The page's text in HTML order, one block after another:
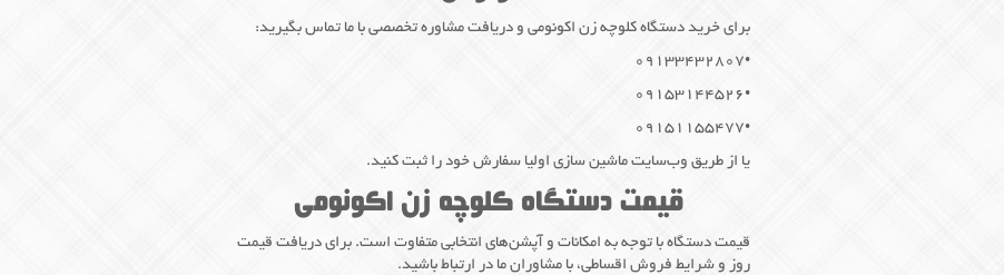
برای خرید دستگاه کلوچه زن اکونومی و دریافت مشاوره تخصصی با ما تماس بگیرید:
•۰۹۱۳۳۴۳۲۸۰۷
•۰۹۱۵۳۱۴۴۵۲۶
•۰۹۱۵۱۱۵۵۴۷۷
یا از طریق وب‌سایت ماشین سازی اولیا سفارش خود را ثبت کنید.
قیمت دستگاه کلوچه زن اکونومی
قیمت دستگاه با توجه به امکانات و آپشن‌های انتخابی متفاوت است. برای دریافت قیمت
روز و شرایط فروش اقساطی، با مشاوران ما در ارتباط باشید.